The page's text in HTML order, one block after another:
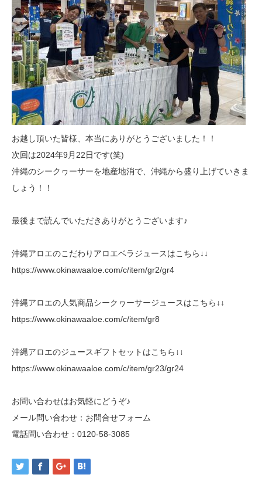
お越し頂いた皆様、本当にありがとうございました！！
次回は2024年9月22日です(笑)
沖縄のシークヮーサーを地産地消で、沖縄から盛り上げていきま
しょう！！
最後まで読んでいただきありがとうございます♪
沖縄アロエのこだわりアロエベラジュースはこちら↓↓
https://www.okinawaaloe.com/c/item/gr2/gr4
沖縄アロエの人気商品シークヮーサージュースはこちら↓↓
https://www.okinawaaloe.com/c/item/gr8
沖縄アロエのジュースギフトセットはこちら↓↓
https://www.okinawaaloe.com/c/item/gr23/gr24
お問い合わせはお気軽にどうぞ♪
メール問い合わせ： お問合せフォーム
電話問い合わせ： 0120-58-3085